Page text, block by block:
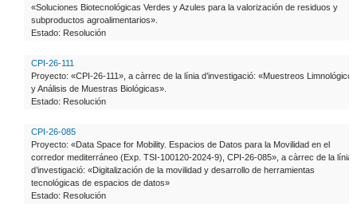
«Soluciones Biotecnológicas Verdes y Azules para la valorización de residuos y
subproductos agroalimentarios».
Estado: Resolución
CPI-26-111
Proyecto: «CPI-26-111», a càrrec de la línia d’investigació: «Muestreos Limnológicos
y Análisis de Muestras Biológicas».
Estado: Resolución
CPI-26-085
Proyecto: «Data Space for Mobility. Espacios de Datos para la Movilidad en el
corredor mediterráneo (Exp. TSI-100120-2024-9), CPI-26-085», a càrrec de la línia
d’investigació: «Digitalización de la movilidad y desarrollo de herramientas
tecnológicas de espacios de datos»
Estado: Resolución